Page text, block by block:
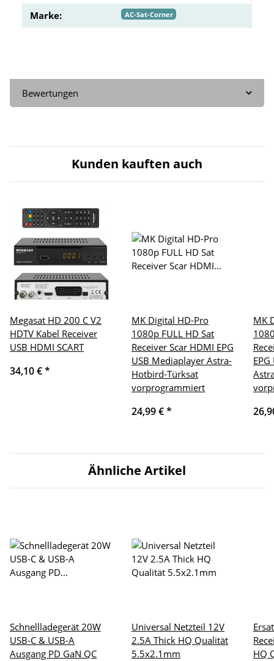
Marke: AC-Sat-Corner
Bewertungen
Kunden kauften auch
Megasat HD 200 C V2
HDTV Kabel Receiver
USB HDMI SCART
34,10 €*
MK Digital HD-Pro
1080p FULL HD Sat
Receiver Scar HDMI EPG
USB Mediaplayer Astra-
Hotbird-Türksat
vorprogrammiert
24,99 €*
MK
Ähnliche Artikel
Schnellladegerät 20W
USB-C & USB-A
Ausgang PD GaN QC
Universal Netzteil 12V
2.5A Thick HQ Qualität
5.5x2.1mm
HQ